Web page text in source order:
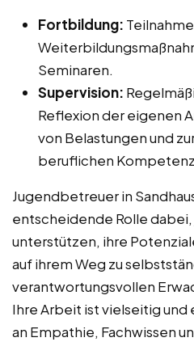
Fortbildung:
Seminaren.
Supervision:
Reflexion der eigenen
von Belastungen und
beruflichen
Jugendbetreuer in
entscheidende Rolle
unterstützen, ihre
auf ihrem Weg zu
verantwortungsvollen
Ihre Arbeit ist vielseitig und
an Empathie, Fachwissen